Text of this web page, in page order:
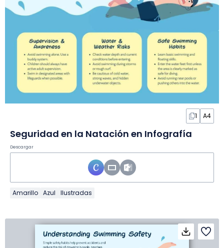
1 A4
Seguridad en la Natación en Infografía
Descargar
Amarillo Azul Ilustradas